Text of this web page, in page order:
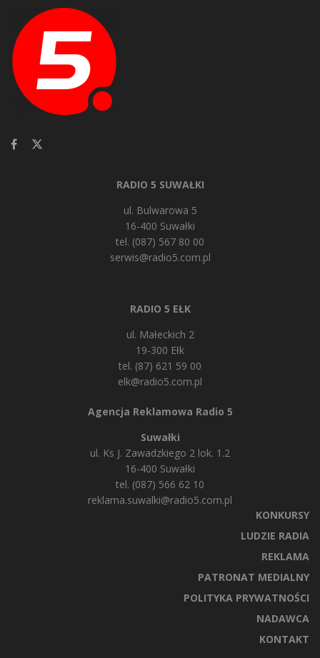
RADIO 5 SUWAŁKI
ul. Bulwarowa 5
16-400 Suwałki
tel. (087) 567 80 00
serwis@radio5.com.pl
RADIO 5 EŁK
ul. Małeckich 2
19-300 Ełk
tel. (87) 621 59 00
elk@radio5.com.pl
Agencja Reklamowa Radio 5
Suwałki
ul. Ks J. Zawadzkiego 2 lok. 1.2
16-400 Suwałki
tel. (087) 566 62 10
reklama.suwalki@radio5.com.pl
KONKURSY
LUDZIE RADIA
REKLAMA
PATRONAT MEDIALNY
POLITYKA PRYWATNOŚCI
NADAWCA
KONTAKT